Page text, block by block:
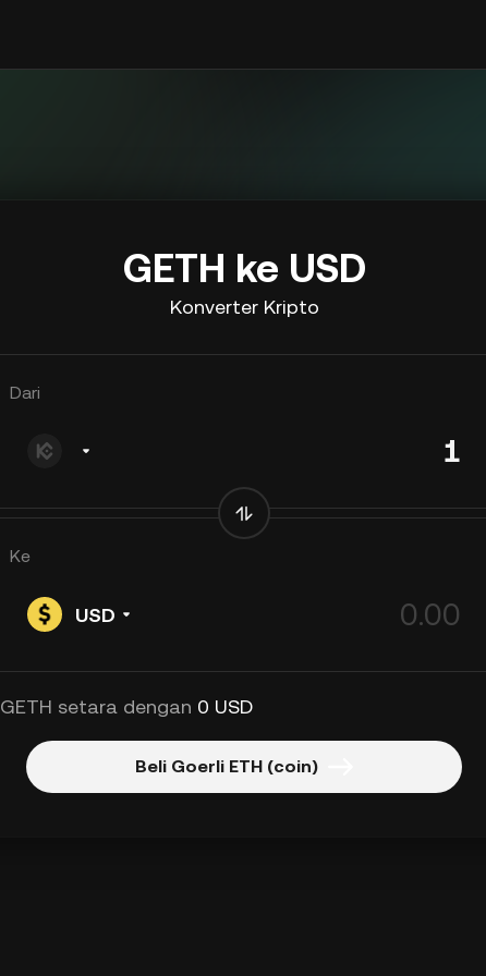
GETH ke USD
Konverter Kripto
Dari
Ke
USD
setara dengan 0 USD
Beli Goerli ETH (coin)